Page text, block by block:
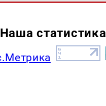
Наша статистика